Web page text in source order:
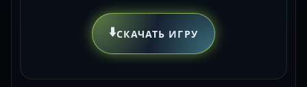
⬇️СКАЧАТЬ ИГРУ